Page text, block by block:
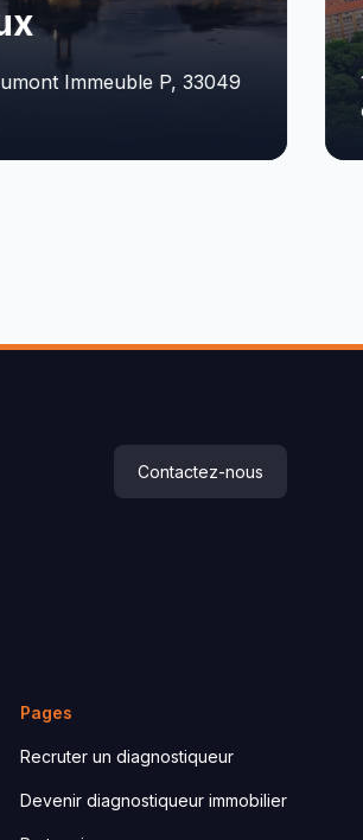
Lyon
129 Rue Servient, Tour Part-Dieu, 21e
Contactez-nous
Pages
Recruter un diagnostiqueur
Devenir diagnostiqueur immobilier